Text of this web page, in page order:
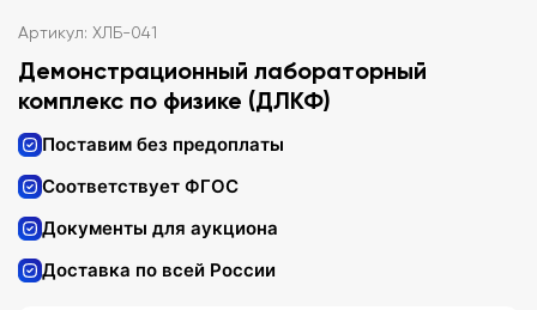
Артикул: ХЛБ-041
Демонстрационный лабораторный
комплекс по физике (ДЛКФ)
Поставим без предоплаты
Соответствует ФГОС
Документы для аукциона
Доставка по всей России